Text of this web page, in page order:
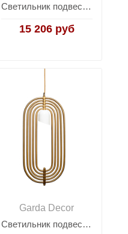
Светильник подвесной матовое стекло/серебро 162FL-62022
15 206 руб
Garda Decor
Светильник подвесной металлический золотой K2MP-95BR